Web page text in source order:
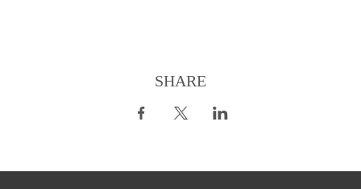
SHARE